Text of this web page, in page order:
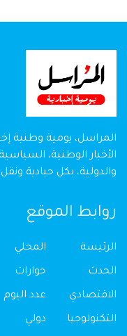
المراسل، يومية وطنية
الأخبار الوطنية،
والدولية، بكل حيادية
روابط الموقع
الرئيسة
الحدث
الاقتصادي
التكنولوجيا
المحلي
حوارات
عدد اليوم
دولي